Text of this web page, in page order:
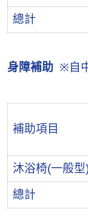
總計
身障補助 ※自
補助項目
沐浴椅(一般型
總計